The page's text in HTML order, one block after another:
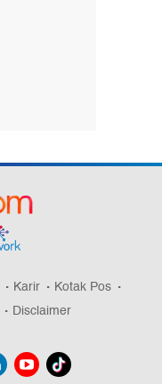
Karir
Kotak Pos
Disclaimer